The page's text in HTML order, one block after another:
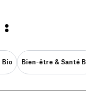
:
Bio Bien-être & Santé